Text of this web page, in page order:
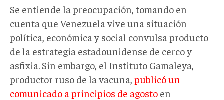
Se entiende la preocupación, tomando en
cuenta que Venezuela vive una situación
política, económica y social convulsa producto
de la estrategia estadounidense de cerco y
asfixia. Sin embargo, el Instituto Gamaleya,
productor ruso de la vacuna, publicó un
comunicado a principios de agosto en